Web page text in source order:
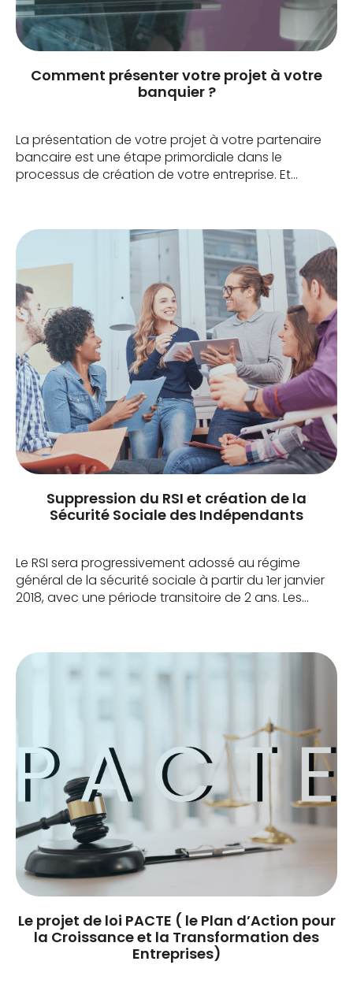
Comment présenter votre projet à votre
banquier ?
La présentation de votre projet à votre partenaire
bancaire est une étape primordiale dans le
processus de création de votre entreprise. Et
vous guider ! Quel banquier rencontrer pour
présenter votre projet ? Vous pouvez rencontrer le
Suppression du RSI et création de la
Sécurité Sociale des Indépendants
Le RSI sera progressivement adossé au régime
général de la sécurité sociale à partir du 1er janvier
2018, avec une période transitoire de 2 ans. Les
grâce à la création du Conseil de la Protection
Sociale des Travailleurs Indépendants (CPSTI) qui
sera doté d’instances […]
Le projet de loi PACTE ( le Plan d’Action pour
la Croissance et la Transformation des
Entreprises)